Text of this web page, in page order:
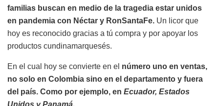
familias buscan en medio de la tragedia estar unidos
en pandemia con Néctar y RonSantaFe. Un licor que
hoy es reconocido gracias a tú compra y por apoyar los
productos cundinamarquesés.
En el cual hoy se convierte en el número uno en ventas,
no solo en Colombia sino en el departamento y fuera
del país. Como por ejemplo, en Ecuador, Estados
Unidos y Panamá.